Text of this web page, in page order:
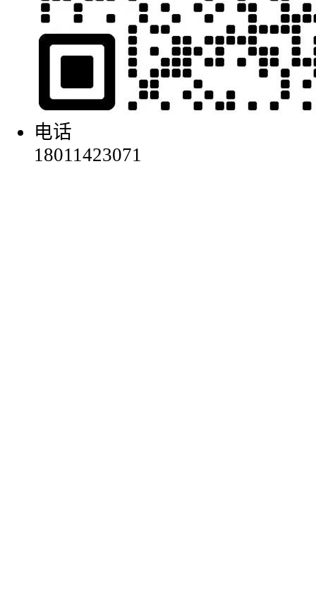
电话
18011423071